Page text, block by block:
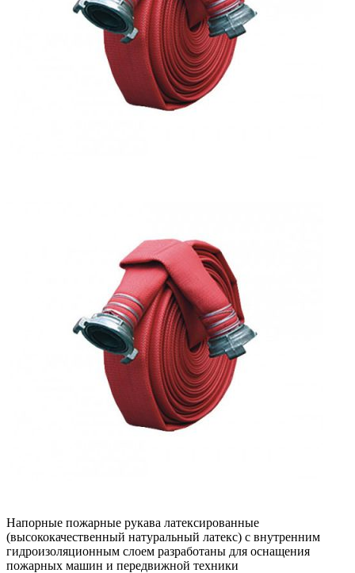
Напорные пожарные рукава латексированные
(высококачественный натуральный латекс) с внутренним
гидроизоляционным слоем разработаны для оснащения
пожарных машин и передвижной техники